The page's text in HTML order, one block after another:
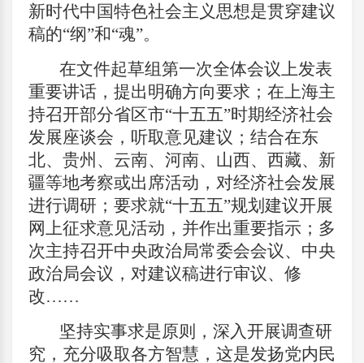
新时代中国特色社会主义思想是贯穿建议
稿的“纲”和“魂”。
在文件起草组第一次全体会议上发表
重要讲话，提出明确方向要求；在上海主
持召开部分省区市“十五五”时期经济社会
发展座谈会，听取意见建议；结合在东
北、贵州、云南、河南、山西、西藏、新
疆等地考察或出席活动，对经济社会发展
进行调研；要求就“十五五”规划建议开展
网上征求意见活动，并作出重要指示；多
次主持召开中央政治局常委会会议、中央
政治局会议，对建议稿进行审议、修
改……
坚持实事求是原则，深入开展调查研
究，充分吸取各方智慧，这是发扬党内民